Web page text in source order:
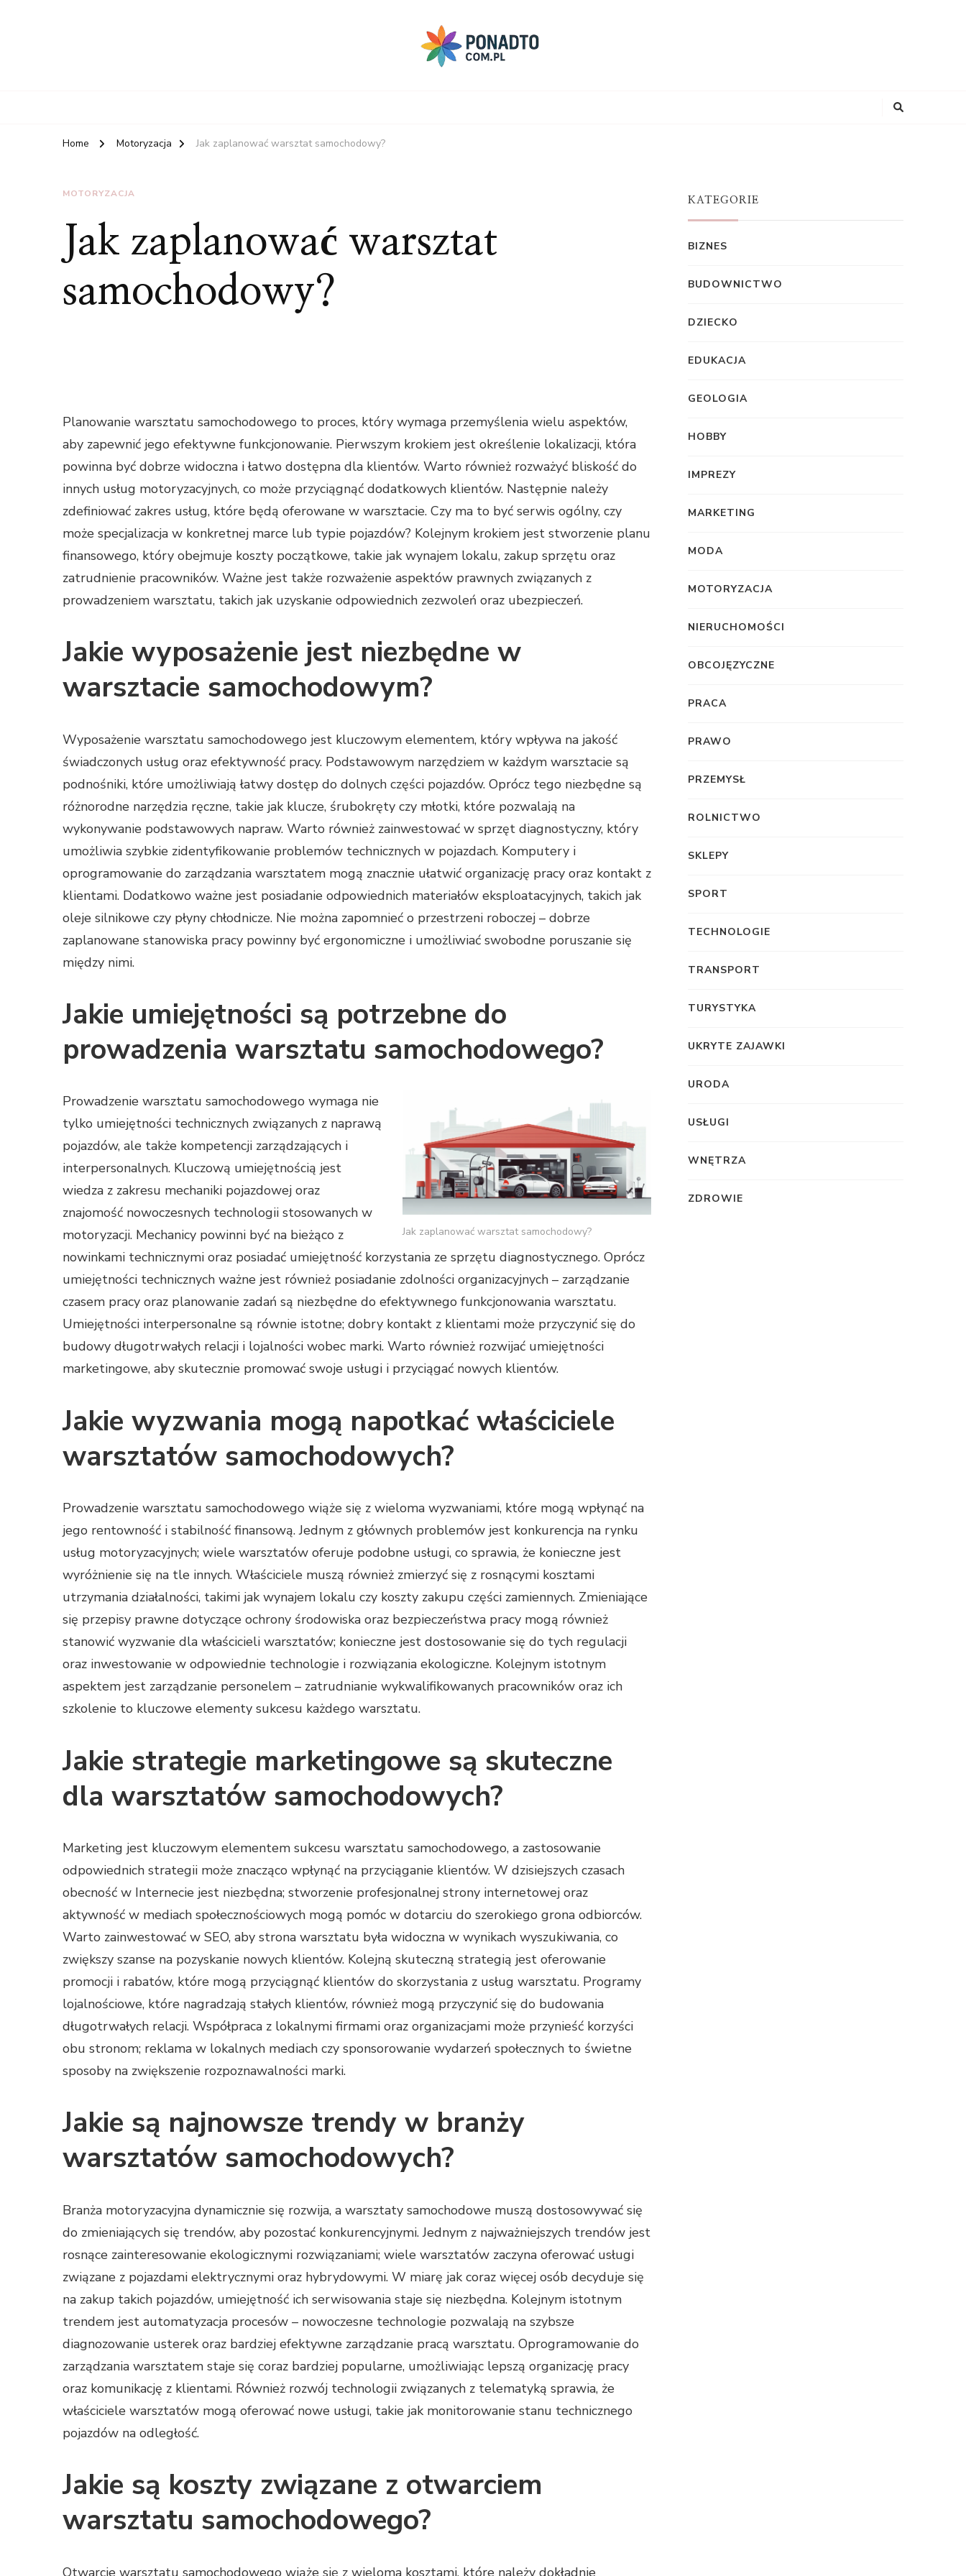
Home Motoryzacja Jak zaplanować warsztat samochodowy?
MOTORYZACJA
Jak zaplanować warsztat
samochodowy?
Planowanie warsztatu samochodowego to proces, który wymaga przemyślenia wielu aspektów,
aby zapewnić jego efektywne funkcjonowanie. Pierwszym krokiem jest określenie lokalizacji, która
powinna być dobrze widoczna i łatwo dostępna dla klientów. Warto również rozważyć bliskość do
innych usług motoryzacyjnych, co może przyciągnąć dodatkowych klientów. Następnie należy
zdefiniować zakres usług, które będą oferowane w warsztacie. Czy ma to być serwis ogólny, czy
może specjalizacja w konkretnej marce lub typie pojazdów? Kolejnym krokiem jest stworzenie planu
finansowego, który obejmuje koszty początkowe, takie jak wynajem lokalu, zakup sprzętu oraz
zatrudnienie pracowników. Ważne jest także rozważenie aspektów prawnych związanych z
prowadzeniem warsztatu, takich jak uzyskanie odpowiednich zezwoleń oraz ubezpieczeń.
Jakie wyposażenie jest niezbędne w
warsztacie samochodowym?
Wyposażenie warsztatu samochodowego jest kluczowym elementem, który wpływa na jakość
świadczonych usług oraz efektywność pracy. Podstawowym narzędziem w każdym warsztacie są
podnośniki, które umożliwiają łatwy dostęp do dolnych części pojazdów. Oprócz tego niezbędne są
różnorodne narzędzia ręczne, takie jak klucze, śrubokręty czy młotki, które pozwalają na
wykonywanie podstawowych napraw. Warto również zainwestować w sprzęt diagnostyczny, który
umożliwia szybkie zidentyfikowanie problemów technicznych w pojazdach. Komputery i
oprogramowanie do zarządzania warsztatem mogą znacznie ułatwić organizację pracy oraz kontakt z
klientami. Dodatkowo ważne jest posiadanie odpowiednich materiałów eksploatacyjnych, takich jak
oleje silnikowe czy płyny chłodnicze. Nie można zapomnieć o przestrzeni roboczej – dobrze
zaplanowane stanowiska pracy powinny być ergonomiczne i umożliwiać swobodne poruszanie się
między nimi.
Jakie umiejętności są potrzebne do
prowadzenia warsztatu samochodowego?
Jak zaplanować warsztat samochodowy?
Prowadzenie warsztatu samochodowego wymaga nie
tylko umiejętności technicznych związanych z naprawą
pojazdów, ale także kompetencji zarządzających i
interpersonalnych. Kluczową umiejętnością jest
wiedza z zakresu mechaniki pojazdowej oraz
znajomość nowoczesnych technologii stosowanych w
motoryzacji. Mechanicy powinni być na bieżąco z
nowinkami technicznymi oraz posiadać umiejętność korzystania ze sprzętu diagnostycznego. Oprócz
umiejętności technicznych ważne jest również posiadanie zdolności organizacyjnych – zarządzanie
czasem pracy oraz planowanie zadań są niezbędne do efektywnego funkcjonowania warsztatu.
Umiejętności interpersonalne są równie istotne; dobry kontakt z klientami może przyczynić się do
budowy długotrwałych relacji i lojalności wobec marki. Warto również rozwijać umiejętności
marketingowe, aby skutecznie promować swoje usługi i przyciągać nowych klientów.
Jakie wyzwania mogą napotkać właściciele
warsztatów samochodowych?
Prowadzenie warsztatu samochodowego wiąże się z wieloma wyzwaniami, które mogą wpłynąć na
jego rentowność i stabilność finansową. Jednym z głównych problemów jest konkurencja na rynku
usług motoryzacyjnych; wiele warsztatów oferuje podobne usługi, co sprawia, że konieczne jest
wyróżnienie się na tle innych. Właściciele muszą również zmierzyć się z rosnącymi kosztami
utrzymania działalności, takimi jak wynajem lokalu czy koszty zakupu części zamiennych. Zmieniające
się przepisy prawne dotyczące ochrony środowiska oraz bezpieczeństwa pracy mogą również
stanowić wyzwanie dla właścicieli warsztatów; konieczne jest dostosowanie się do tych regulacji
oraz inwestowanie w odpowiednie technologie i rozwiązania ekologiczne. Kolejnym istotnym
aspektem jest zarządzanie personelem – zatrudnianie wykwalifikowanych pracowników oraz ich
szkolenie to kluczowe elementy sukcesu każdego warsztatu.
Jakie strategie marketingowe są skuteczne
dla warsztatów samochodowych?
Marketing jest kluczowym elementem sukcesu warsztatu samochodowego, a zastosowanie
odpowiednich strategii może znacząco wpłynąć na przyciąganie klientów. W dzisiejszych czasach
obecność w Internecie jest niezbędna; stworzenie profesjonalnej strony internetowej oraz
aktywność w mediach społecznościowych mogą pomóc w dotarciu do szerokiego grona odbiorców.
Warto zainwestować w SEO, aby strona warsztatu była widoczna w wynikach wyszukiwania, co
zwiększy szanse na pozyskanie nowych klientów. Kolejną skuteczną strategią jest oferowanie
promocji i rabatów, które mogą przyciągnąć klientów do skorzystania z usług warsztatu. Programy
lojalnościowe, które nagradzają stałych klientów, również mogą przyczynić się do budowania
długotrwałych relacji. Współpraca z lokalnymi firmami oraz organizacjami może przynieść korzyści
obu stronom; reklama w lokalnych mediach czy sponsorowanie wydarzeń społecznych to świetne
sposoby na zwiększenie rozpoznawalności marki.
Jakie są najnowsze trendy w branży
warsztatów samochodowych?
Branża motoryzacyjna dynamicznie się rozwija, a warsztaty samochodowe muszą dostosowywać się
do zmieniających się trendów, aby pozostać konkurencyjnymi. Jednym z najważniejszych trendów jest
rosnące zainteresowanie ekologicznymi rozwiązaniami; wiele warsztatów zaczyna oferować usługi
związane z pojazdami elektrycznymi oraz hybrydowymi. W miarę jak coraz więcej osób decyduje się
na zakup takich pojazdów, umiejętność ich serwisowania staje się niezbędna. Kolejnym istotnym
trendem jest automatyzacja procesów – nowoczesne technologie pozwalają na szybsze
diagnozowanie usterek oraz bardziej efektywne zarządzanie pracą warsztatu. Oprogramowanie do
zarządzania warsztatem staje się coraz bardziej popularne, umożliwiając lepszą organizację pracy
oraz komunikację z klientami. Również rozwój technologii związanych z telematyką sprawia, że
właściciele warsztatów mogą oferować nowe usługi, takie jak monitorowanie stanu technicznego
pojazdów na odległość.
Jakie są koszty związane z otwarciem
warsztatu samochodowego?
Otwarcie warsztatu samochodowego wiąże się z wieloma kosztami, które należy dokładnie
KATEGORIE
BIZNES
BUDOWNICTWO
DZIECKO
EDUKACJA
GEOLOGIA
HOBBY
IMPREZY
MARKETING
MODA
MOTORYZACJA
NIERUCHOMOŚCI
OBCOJĘZYCZNE
PRACA
PRAWO
PRZEMYSŁ
ROLNICTWO
SKLEPY
SPORT
TECHNOLOGIE
TRANSPORT
TURYSTYKA
UKRYTE ZAJAWKI
URODA
USŁUGI
WNĘTRZA
ZDROWIE